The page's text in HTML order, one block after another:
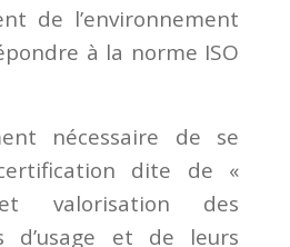
de l’environnement
à la norme ISO
nécessaire de se
dite de «
valorisation des
d’usage et de leurs